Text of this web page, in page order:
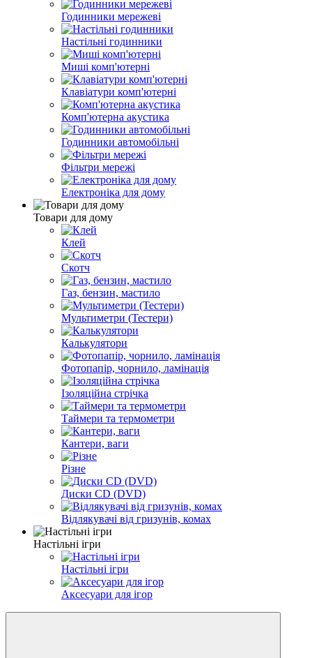
Годинники мережеві
Настільні годинники
Миші комп'ютерні
Клавіатури комп'ютерні
Комп'ютерна акустика
Годинники автомобільні
Фільтри мережі
Електроніка для дому
Товари для дому
Клей
Скотч
Газ, бензин, мастило
Мультиметри (Тестери)
Калькулятори
Фотопапір, чорнило, ламінація
Ізоляційна стрічка
Таймери та термометри
Кантери, ваги
Різне
Диски CD (DVD)
Відлякувачі від гризунів, комах
Настільні ігри
Настільні ігри
Аксесуари для ігор